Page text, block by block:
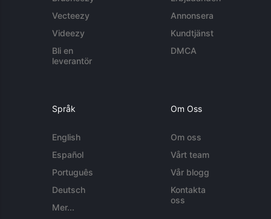
Vecteezy
Videezy
Bli en
leverantör
Annonsera
Kundtjänst
DMCA
Språk
English
Español
Português
Deutsch
Mer...
Om Oss
Om oss
Vårt team
Vår blogg
Kontakta
oss